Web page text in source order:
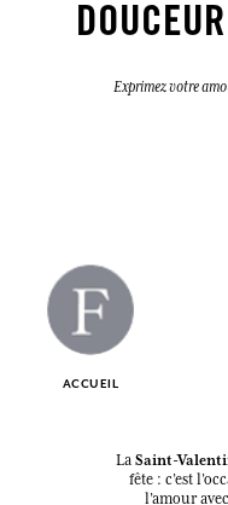
Exprimez votre
ACCUEIL
La Saint-
fête : c’est
l’amour